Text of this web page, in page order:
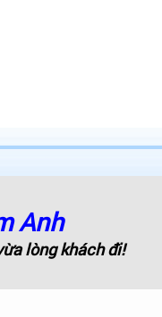
Anh
lòng khách đi!